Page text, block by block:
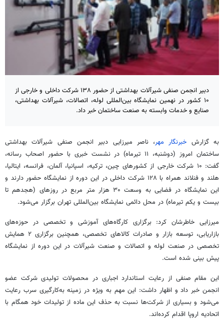
دبیر انجمن صنفی شیرآلات بهداشتی از حضور ۱۳۸ شرکت داخلی و خارجی از
۱۰ کشور در نهمین نمایشگاه بین‌المللی لوله، اتصالات، شیرآلات بهداشتی،
صنایع و خدمات وابسته به صنعت ساختمان خبر داد.
به گزارش خبرنگار مهر، ناصر میرزایی دبیر انجمن صنفی شیرآلات بهداشتی
ساختمان امروز (دوشنبه، ۱۱ تیرماه) در نشست خبری با حضور اصحاب رسانه،
گفت: ۱۰ شرکت خارجی از کشورهای چین، ترکیه، اسپانیا، آلمان، فرانسه، ایتالیا،
هلند و فنلاند همراه با ۱۲۸ شرکت داخلی در این دوره از نمایشگاه حضور دارند و
این نمایشگاه در فضایی به وسعت ۳۰ هزار متر مربع در روزهای (هجدهم تا
بیست و یکم تیرماه) در محل دائمی نمایشگاه بین‌المللی تهران برگزار می‌شود.
میرزایی خاطرشان کرد: برگزاری کارگاه‌های آموزشی و تخصصی در حوزه‌های
بازاریابی، توسعه بازار و صادرات کالاهای تخصصی، همچنین برگزاری ۲ همایش
تخصصی در صنعت لوله و اتصالات و صنعت شیرآلات در این دوره از نمایشگاه
پیش بینی شده است.
این مقام صنفی از رعایت استاندارد اجباری در محصولات تولیدی شرکت عضو
انجمن خبر داد و اظهار داشت: این مهم به ویژه در زمینه به‌کارگیری سرب رعایت
می‌شود و بسیاری از شرکت‌ها نسبت به حذف این ماده از تولیدات خود همگام با
اتحادیه اروپا اقدام کرده‌اند.